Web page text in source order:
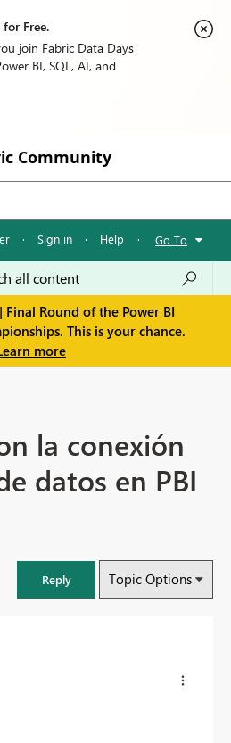
Free.
join Fabric Data Days
BI, SQL, AI, and
Community
· Sign in · Help · Go To
Final Round of the Power BI
This is your chance.
more
la conexión
datos en PBI
Reply Topic Options